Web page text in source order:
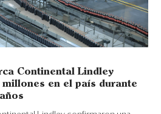
Continental Lindley
en el país durante